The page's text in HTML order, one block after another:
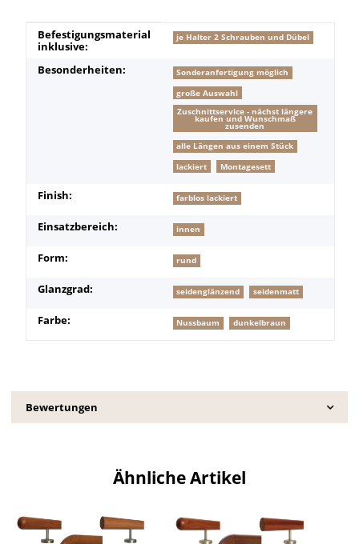
Produkteigenschaft
Wert
Befestigungsmaterial
inklusive:
je Halter 2 Schrauben und Dübel
Besonderheiten:
Sonderanfertigung möglich
große Auswahl
Zuschnittservice - nächst längere
kaufen und Wunschmaß
zusenden
alle Längen aus einem Stück
lackiert
Montagesett
Finish: farblos lackiert
Einsatzbereich: innen
Form: rund
Glanzgrad: seidenglänzend seidenmatt
Farbe: Nussbaum dunkelbraun
Bewertungen
Ähnliche Artikel